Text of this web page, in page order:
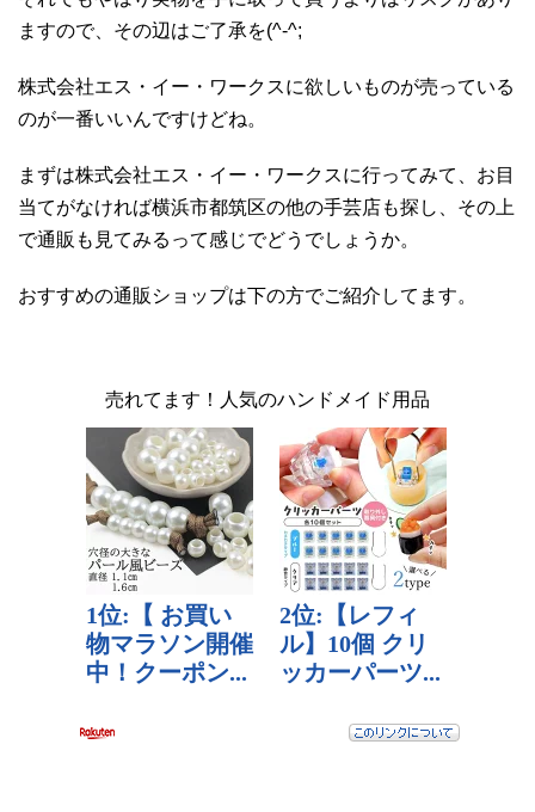
ますので、その辺はご了承を(^-^;
株式会社エス・イー・ワークスに欲しいものが売っている
のが一番いいんですけどね。
まずは株式会社エス・イー・ワークスに行ってみて、お目
当てがなければ横浜市都筑区の他の手芸店も探し、その上
で通販も見てみるって感じでどうでしょうか。
おすすめの通販ショップは下の方でご紹介してます。
売れてます！人気のハンドメイド用品